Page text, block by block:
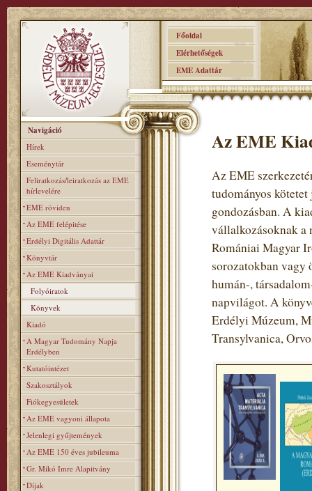
Főoldal
Elérhetőségek
EME Adattár
Navigáció
Hírek
Eseménytár
Feliratkozás/leiratkozás az EME
hírlevelére
EME röviden
Az EME felépitése
Erdélyi Digitális Adattár
Könyvtár
Az EME Kiadványai
Folyóiratok
Könyvek
Kiadó
A Magyar Tudomány Napja
Erdélyben
Kutatóintézet
Szakosztályok
Fiókegyesületek
Az EME vagyoni állapota
Jelenlegi gyűjtemények
Az EME 150 éves jubileuma
Gr. Mikó Imre Alapitvány
Díjak
Az EME
Az EME
tudományos
gondozásban. A
vállalkozásoknak a
Romániai Magyar
sorozatokban vagy
humán-,
napvilágot. A
Erdélyi Múzeum,
Transylvanica,